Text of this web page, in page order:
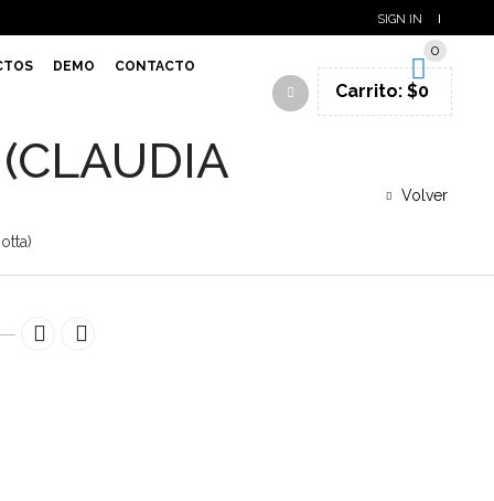
SIGN IN
DEMO CONTACTO
0
Carrito: $0
Volver